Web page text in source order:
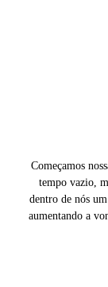
Começamos
tempo vazio,
dentro de nós
aumentando a